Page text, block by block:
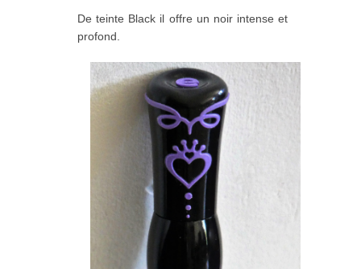
De teinte Black il offre un noir intense et
profond.